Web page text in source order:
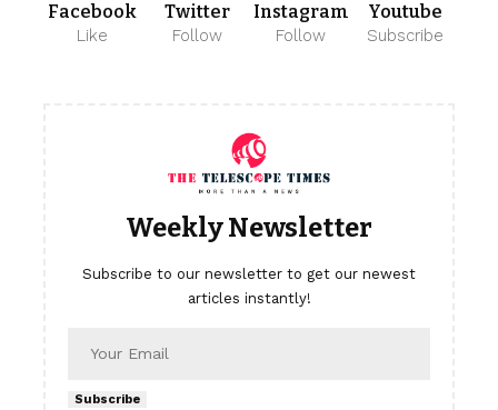
Facebook
Like
Twitter
Follow
Instagram
Follow
Youtube
Subscribe
Weekly Newsletter
Subscribe to our newsletter to get our newest
articles instantly!
Subscribe